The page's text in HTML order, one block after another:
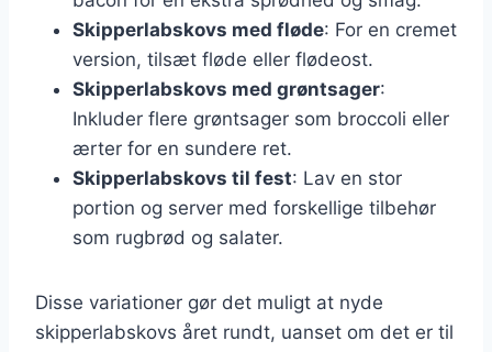
Skipperlabskovs med fløde: For en cremet
version, tilsæt fløde eller flødeost.
Skipperlabskovs med grøntsager:
Inkluder flere grøntsager som broccoli eller
ærter for en sundere ret.
Skipperlabskovs til fest: Lav en stor
portion og server med forskellige tilbehør
som rugbrød og salater.
Disse variationer gør det muligt at nyde
skipperlabskovs året rundt, uanset om det er til